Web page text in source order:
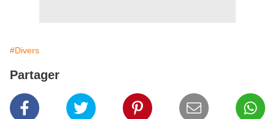
#Divers
Partager